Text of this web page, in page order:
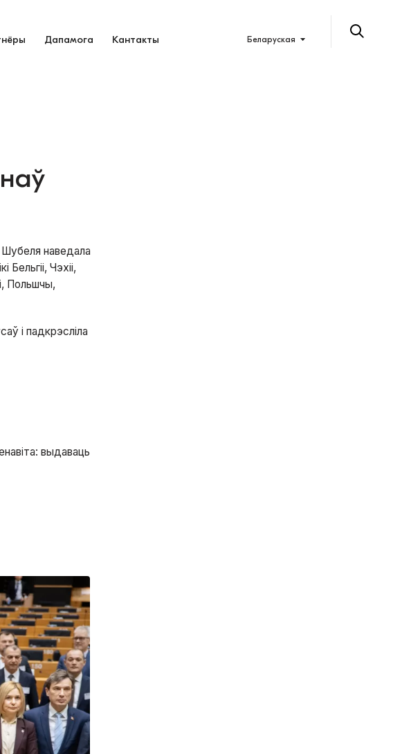
Дапамога Кантакты Беларуская
Шубеля наведала
Чэхіі,
Польшчы,
і падкрэсліла
выдаваць